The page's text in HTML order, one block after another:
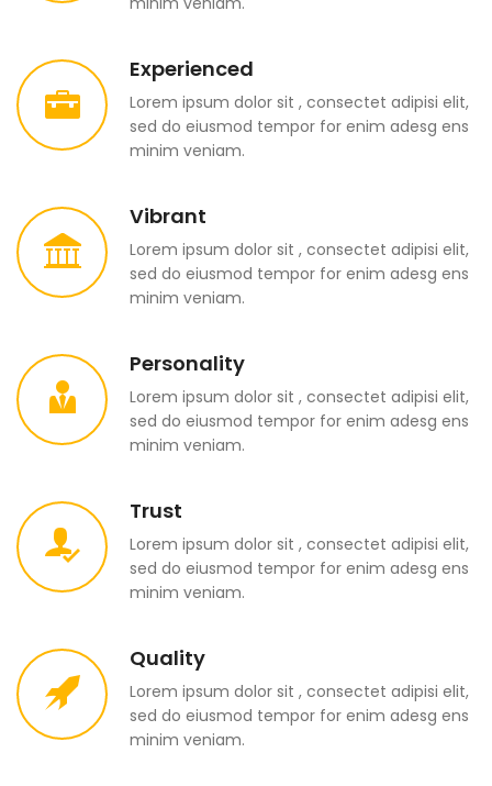
Experienced
Lorem ipsum dolor sit , consectet adipisi elit,
sed do eiusmod tempor for enim adesg ens
minim veniam.
Vibrant
Lorem ipsum dolor sit , consectet adipisi elit,
sed do eiusmod tempor for enim adesg ens
minim veniam.
Personality
Lorem ipsum dolor sit , consectet adipisi elit,
sed do eiusmod tempor for enim adesg ens
minim veniam.
Trust
Lorem ipsum dolor sit , consectet adipisi elit,
sed do eiusmod tempor for enim adesg ens
minim veniam.
Quality
Lorem ipsum dolor sit , consectet adipisi elit,
sed do eiusmod tempor for enim adesg ens
minim veniam.